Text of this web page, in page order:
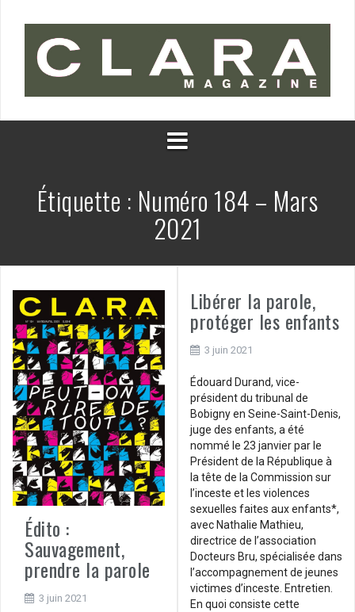
Étiquette : Numéro 184 – Mars
2021
Édito :
Sauvagement,
prendre la parole
3 juin 2021
Libérer la parole,
protéger les enfants
3 juin 2021
Édouard Durand, vice-
président du tribunal de
Bobigny en Seine-Saint-Denis,
juge des enfants, a été
nommé le 23 janvier par le
Président de la République à
la tête de la Commission sur
l’inceste et les violences
sexuelles faites aux enfants*,
avec Nathalie Mathieu,
directrice de l’association
Docteurs Bru, spécialisée dans
l’accompagnement de jeunes
victimes d’inceste. Entretien.
En quoi consiste cette